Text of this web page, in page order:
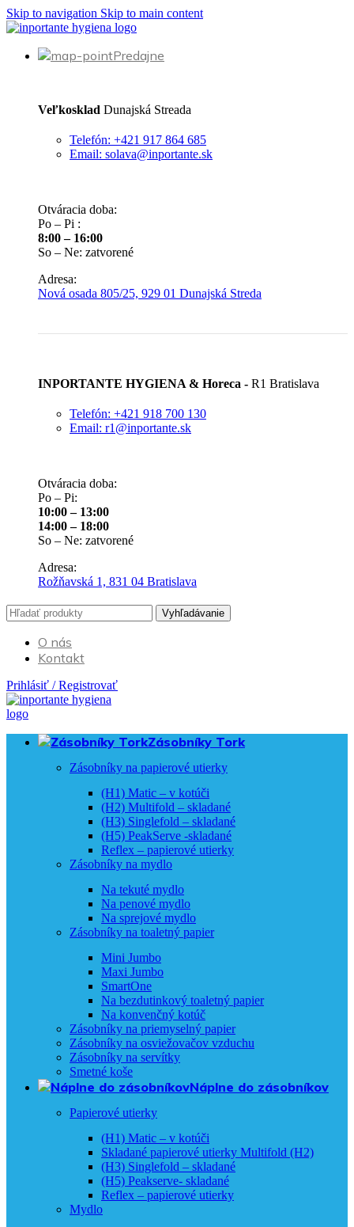
Skip to navigation Skip to main content
Predajne
Veľkosklad Dunajská Streada
Telefón: +421 917 864 685
Email: solava@inportante.sk
Otváracia doba:
Po – Pi :
8:00 – 16:00
So – Ne: zatvorené
Adresa:
Nová osada 805/25, 929 01 Dunajská Streda
INPORTANTE HYGIENA & Horeca - R1 Bratislava
Telefón: +421 918 700 130
Email: r1@inportante.sk
Otváracia doba:
Po – Pi:
10:00 – 13:00
14:00 – 18:00
So – Ne: zatvorené
Adresa:
Rožňavská 1, 831 04 Bratislava
Vyhľadávanie
O nás
Kontakt
Prihlásiť / Registrovať
Zásobníky Tork
Zásobníky na papierové utierky
(H1) Matic – v kotúči
(H2) Multifold – skladané
(H3) Singlefold – skladané
(H5) PeakServe -skladané
Reflex – papierové utierky
Zásobníky na mydlo
Na tekuté mydlo
Na penové mydlo
Na sprejové mydlo
Zásobníky na toaletný papier
Mini Jumbo
Maxi Jumbo
SmartOne
Na bezdutinkový toaletný papier
Na konvenčný kotúč
Zásobníky na priemyselný papier
Zásobníky na osviežovačov vzduchu
Zásobníky na servítky
Smetné koše
Náplne do zásobníkov
Papierové utierky
(H1) Matic – v kotúči
Skladané papierové utierky Multifold (H2)
(H3) Singlefold – skladané
(H5) Peakserve- skladané
Reflex – papierové utierky
Mydlo